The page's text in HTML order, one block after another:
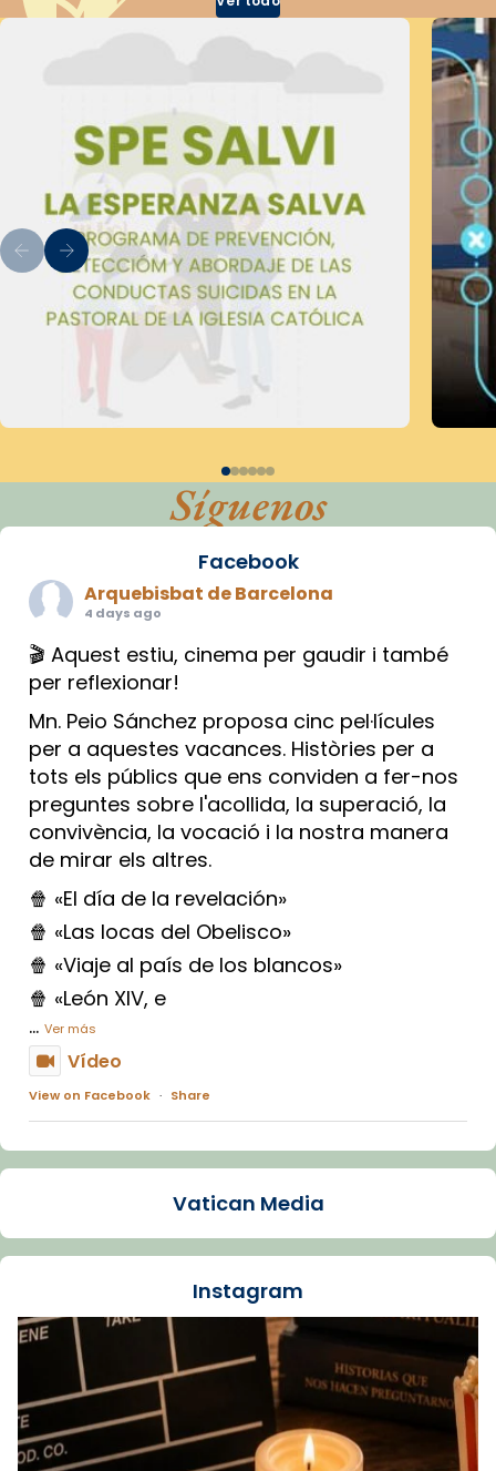
Síguenos
Facebook
Arquebisbat de Barcelona
4 days ago
🎬 Aquest estiu, cinema per gaudir i també
per reflexionar!
Mn. Peio Sánchez proposa cinc pel·lícules
per a aquestes vacances. Històries per a
tots els públics que ens conviden a fer-nos
preguntes sobre l'acollida, la superació, la
convivència, la vocació i la nostra manera
de mirar els altres.
🍿 «El día de la revelación»
🍿 «Las locas del Obelisco»
🍿 «Viaje al país de los blancos»
🍿 «León XIV, e
... Ver más
Vídeo
View on Facebook · Share
Arquebisbat de Barcelona
La Carmina va patir depressió. Fa gairebé
dos mesos, a l'Estadi Lluís Companys, la
Recupera l'entrevista comp
Vatican
tican News 👇
www.vaticannews.va/es/iglesia/news/2026-
07/carmina-historia-depresion-papa-viaje-
espana-testimoni...
Vatican Media
Instagram